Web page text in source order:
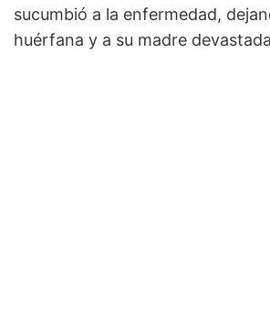
sucumbió a la enfermedad,
huérfana y a su madre